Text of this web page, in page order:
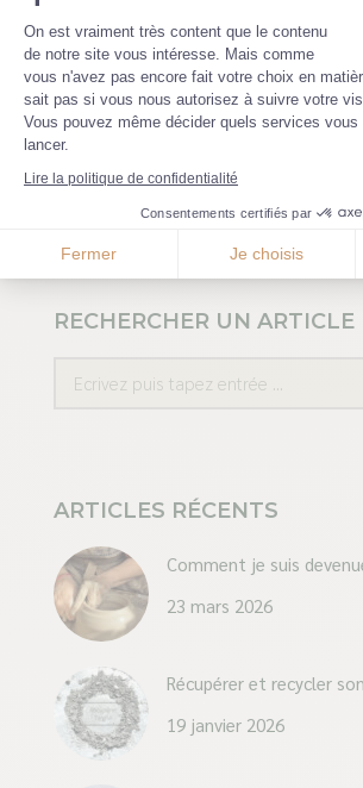
Nous engageons un.e
céramique
18 avril 2021
Lire la suite
RECHERCHER UN ARTICLE
Recherche
ARTICLES RÉCENTS
Comment je suis
23 mars 2026
Récupérer et recycler
19 janvier 2026
Plateforme de Gestion
On est vraiment très content que le contenu
de notre site vous intéresse. Mais comme
vous n'avez pas encore fait votre choix en
sait pas si vous nous autorisez à suivre votre
Vous pouvez même décider quels services
lancer.
Lire la politique de confidentialité
Consentements certifiés par
Fermer Je choisis
Axeptio consent